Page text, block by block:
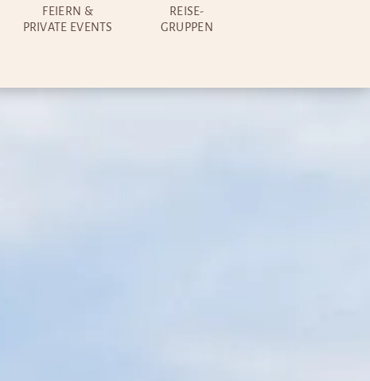
FEIERN &
PRIVATE EVENTS
REISE-
GRUPPEN